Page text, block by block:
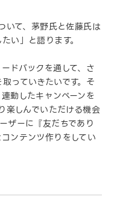
いて、茅野氏と佐藤氏は
い」と語ります。
ドバックを通して、さ
っていきたいです。そ
動したキャンペーンを
楽しんでいただける機会
ザーに『友だちであり
ンテンツ作りをしてい